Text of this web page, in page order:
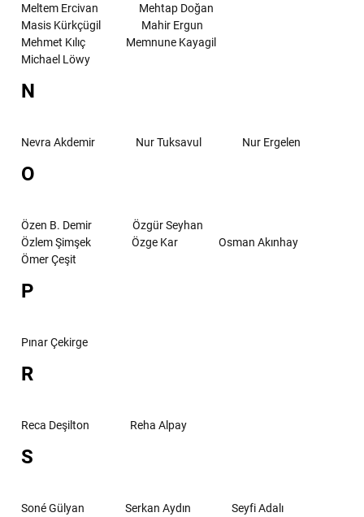
Meltem Ercivan
Mehtap Doğan
Masis Kürkçügil
Mahir Ergun
Mehmet Kılıç
Memnune Kayagil
Michael Löwy
N
Nevra Akdemir Nur Tuksavul Nur Ergelen
O
Özen B. Demir
Özgür Seyhan
Özlem Şimşek
Özge Kar
Osman Akınhay
Ömer Çeşit
P
Pınar Çekirge
R
Reca Deşilton Reha Alpay
S
Soné Gülyan Serkan Aydın
Seyfi Adalı